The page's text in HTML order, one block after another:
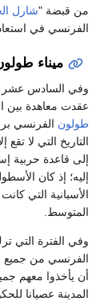
من قبضة "شارل
الفرنسي في
ميناء
عقدت معاهدة بين
طولون الفرنسي
التاريخ التي لا
إلى قاعدة حربية
إليه؛ إذ كان
الأسبانية التي
المتوسط.
وفي الفترة التي
الفرنسي من جميع
أن يأخذوا معهم
المدينة عصيانا